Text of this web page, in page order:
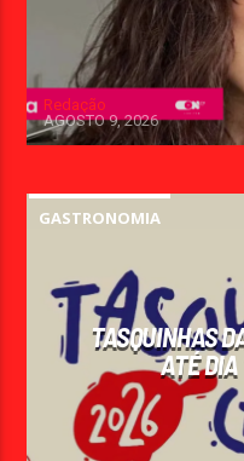
Redação
AGOSTO 9, 2026
GASTRONOMIA
TASQUINHAS
ATÉ DIA